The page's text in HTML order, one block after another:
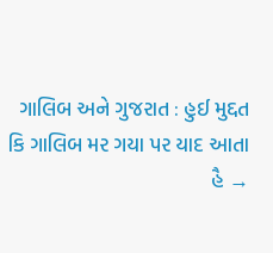
ગાલિબ અને ગુજરાત : હુઈ મુદ્દત
કિ ગાલિબ મર ગયા પર યાદ આતા
હૈ →